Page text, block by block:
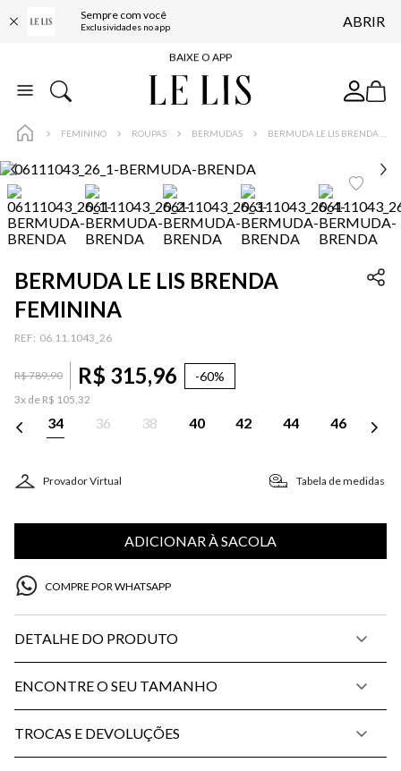
Sempre com você
Exclusividades no app ABRIR
FRETE GRÁTIS*
BAIXE O APP
10% OFF NA PRIMEIRA COMPRA*
FRETE GRÁTIS*
BAIXE O APP
10% OFF NA PRIMEIRA COMPRA*
FEMININO ROUPAS BERMUDAS
BERMUDA LE LIS BRENDA
FEMININA
: 06.11.1043_26
R$789,90 R$ 315,96 -60%
3x de R$ 105,32
34 36 38 40 42 44 46
Provador Virtual Tabela de medidas
ADICIONAR À SACOLA
COMPRE POR WHATSAPP
DETALHE DO PRODUTO
ENCONTRE O SEU TAMANHO
TROCAS E DEVOLUÇÕES